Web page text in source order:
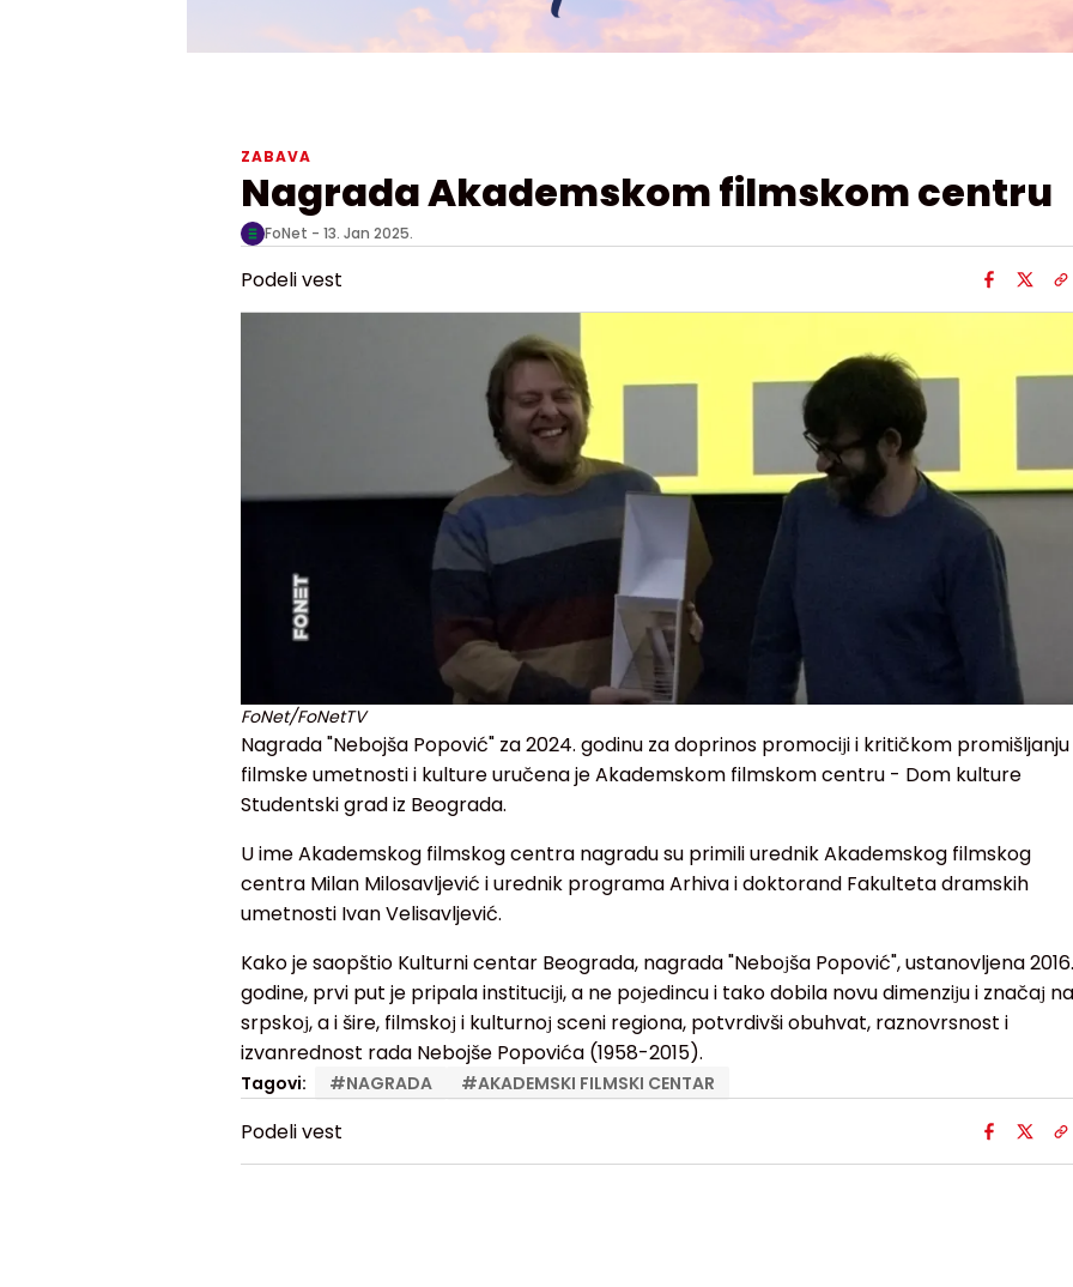
ZABAVA
Nagrada Akademskom filmskom centru
FoNet - 13. Jan 2025.
Podeli vest
FoNet/FoNetTV
Nagrada "Nebojša Popović" za 2024. godinu za doprinos promociјi i kritičkom promišljanju
filmske umetnosti i kulture uručena je Akademskom filmskom centru - Dom kulture
Studentski grad iz Beograda.
U ime Akademskog filmskog centra nagradu su primili urednik Akademskog filmskog
centra Milan Milosavljević i urednik programa Arhiva i doktorand Fakulteta dramskih
umetnosti Ivan Velisavljević.
Kako je saopštio Kulturni centar Beograda, nagrada "Neboјša Popović", ustanovljena 2016.
godine, prvi put je pripala instituciјi, a ne poјedincu i tako dobila novu dimenziјu i značaј na
srpskoј, a i šire, filmskoј i kulturnoј sceni regiona, potvrdivši obuhvat, raznovrsnost i
izvanrednost rada Nebojše Popovića (1958-2015).
Tagovi: #NAGRADA #AKADEMSKI FILMSKI CENTAR
Podeli vest